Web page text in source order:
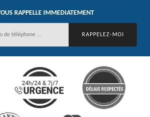
RAPPELLE IMMEDIATEMENT